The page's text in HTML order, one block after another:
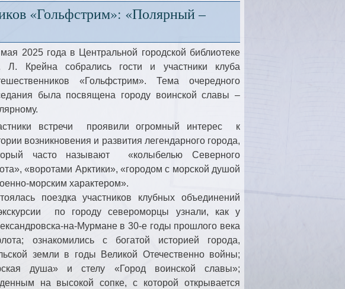
«Гольфстрим»: «Полярный –
2025 года в Центральной городской библиотеке
Л. Крейна собрались гости и участники клуба
«Гольфстрим». Тема очередного
была посвящена городу воинской славы –
встречи проявили огромный интерес к
возникновения и развития легендарного города,
часто называют «колыбелью Северного
«воротами Арктики», «городом с морской душой
морским характером».
поездка участников клубных объединений
по городу североморцы узнали, как у
на-Мурмане в 30-е годы прошлого века
ознакомились с богатой историей города,
земли в годы Великой Отечественно войны;
душа» и стелу «Город воинской славы»;
на высокой сопке, с которой открывается